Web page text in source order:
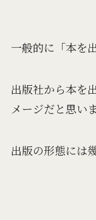
一般的に「本を
出版社から本を
メージだと思い
出版の形態には